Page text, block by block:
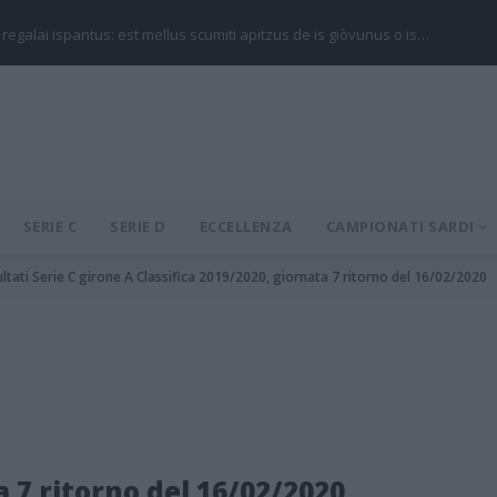
regalai ispantus: est mellus scumiti apitzus de is giòvunus o is…
SERIE C SERIE D ECCELLENZA CAMPIONATI SARDI
Serie C girone A Classifica 2019/2020, giornata 7 ritorno del 16/02/2020